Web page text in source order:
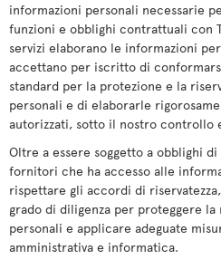
informazioni personali necessarie
funzioni e obblighi contrattuali con
servizi elaborano le informazioni
accettano per iscritto di
standard per la protezione e la
personali e di elaborarle
autorizzati, sotto il nostro controllo
Oltre a essere soggetto a obblighi
fornitori che ha accesso alle
rispettare gli accordi di
grado di diligenza per proteggere
personali e applicare adeguate
amministrativa e informatica.